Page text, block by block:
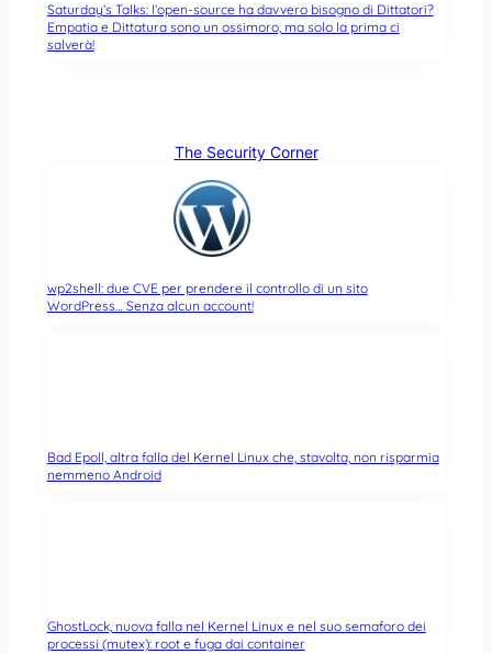
Saturday’s Talks: l’open-source ha davvero bisogno di Dittatori?
Empatia e Dittatura sono un ossimoro, ma solo la prima ci
salverà!
The Security Corner
wp2shell: due CVE per prendere il controllo di un sito
WordPress… Senza alcun account!
Bad Epoll, altra falla del Kernel Linux che, stavolta, non risparmia
nemmeno Android
GhostLock, nuova falla nel Kernel Linux e nel suo semaforo dei
processi (mutex): root e fuga dai container